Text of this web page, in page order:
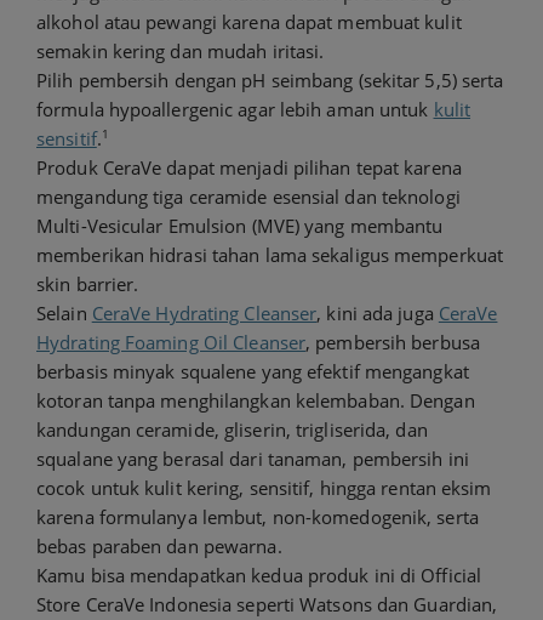
alkohol atau pewangi karena dapat membuat kulit
semakin kering dan mudah iritasi.
Pilih pembersih dengan pH seimbang (sekitar 5,5) serta
formula hypoallergenic agar lebih aman untuk kulit
sensitif.1
Produk CeraVe dapat menjadi pilihan tepat karena
mengandung tiga ceramide esensial dan teknologi
Multi-Vesicular Emulsion (MVE) yang membantu
memberikan hidrasi tahan lama sekaligus memperkuat
skin barrier.
Selain CeraVe Hydrating Cleanser, kini ada juga CeraVe
Hydrating Foaming Oil Cleanser, pembersih berbusa
berbasis minyak squalene yang efektif mengangkat
kotoran tanpa menghilangkan kelembaban. Dengan
kandungan ceramide, gliserin, trigliserida, dan
squalane yang berasal dari tanaman, pembersih ini
cocok untuk kulit kering, sensitif, hingga rentan eksim
karena formulanya lembut, non-komedogenik, serta
bebas paraben dan pewarna.
Kamu bisa mendapatkan kedua produk ini di Official
Store CeraVe Indonesia seperti Watsons dan Guardian,